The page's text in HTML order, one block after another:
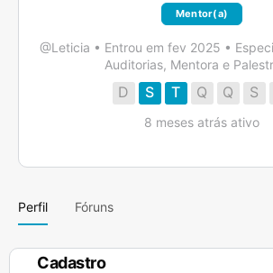
Mentor(a)
@Leticia • Entrou em fev 2025 •
Auditorias, Mentora e
D S T Q Q S
8 meses atrás ativo
Perfil Fóruns
Cadastro